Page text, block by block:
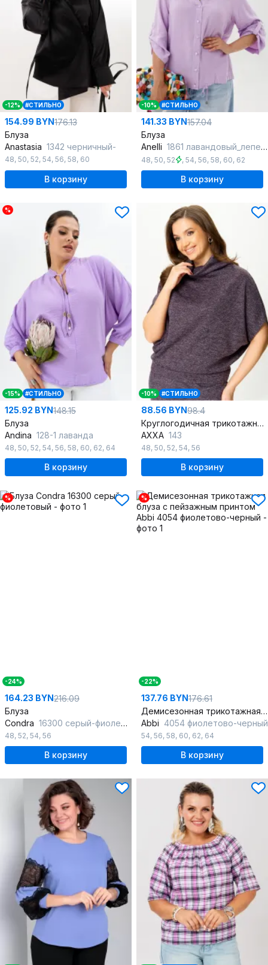
-12% #СТИЛЬНО
154.99 BYN176.13
Блуза
Anastasia 1342 черничный-
48, 50, 52, 54, 56, 58, 60
В корзину
-10% #СТИЛЬНО
141.33 BYN157.04
Блуза
Anelli 1861 лавандовый_лепесток
48, 50, 52 , 54, 56, 58, 60, 62
В корзину
%
-15% #СТИЛЬНО
125.92 BYN148.15
Блуза
Andina 128-1 лаванда
48, 50, 52, 54, 56, 58, 60, 62, 64
В корзину
-10% #СТИЛЬНО
88.56 BYN98.4
Круглогодичная трикотажная блуза свободного кроя на плечо
AXXA 143
48, 50, 52, 54, 56
В корзину
%
-24%
164.23 BYN216.09
Блуза
Condra 16300 серый-фиолетовый
48, 52, 54, 56
В корзину
%
-22%
137.76 BYN176.61
Демисезонная трикотажная блуза с пейзажным принтом
Abbi 4054 фиолетово-черный
54, 56, 58, 60, 62, 64
В корзину